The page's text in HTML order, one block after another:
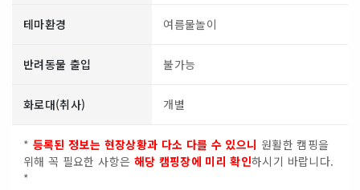
테마환경 여름물놀이
반려동물 출입 불가능
화로대(취사) 개별
* 등록된 정보는 현장상황과 다소 다를 수 있으니 원활한 캠핑을
위해 꼭 필요한 사항은 해당 캠핑장에 미리 확인하시기 바랍니다.
*